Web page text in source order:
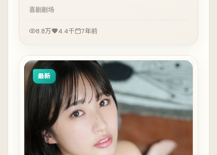
观看。
喜剧剧场
8.8万 4.4千 7年前
最新